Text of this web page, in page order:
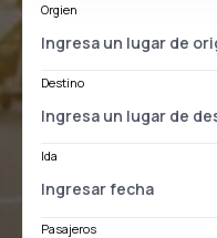
Orgien
Destino
Ida
Pasajeros